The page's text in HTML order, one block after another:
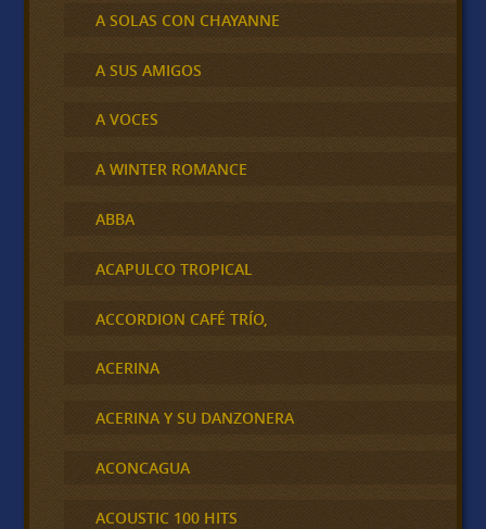
A SOLAS CON CHAYANNE
A SUS AMIGOS
A VOCES
A WINTER ROMANCE
ABBA
ACAPULCO TROPICAL
ACCORDION CAFÉ TRÍO,
ACERINA
ACERINA Y SU DANZONERA
ACONCAGUA
ACOUSTIC 100 HITS